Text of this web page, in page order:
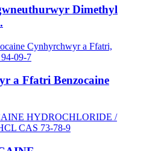
Dimethyl
a Ffatri Benzocaine